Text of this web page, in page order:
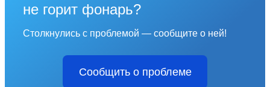
не горит фонарь?
Столкнулись с проблемой — сообщите о ней!
Сообщить о проблеме